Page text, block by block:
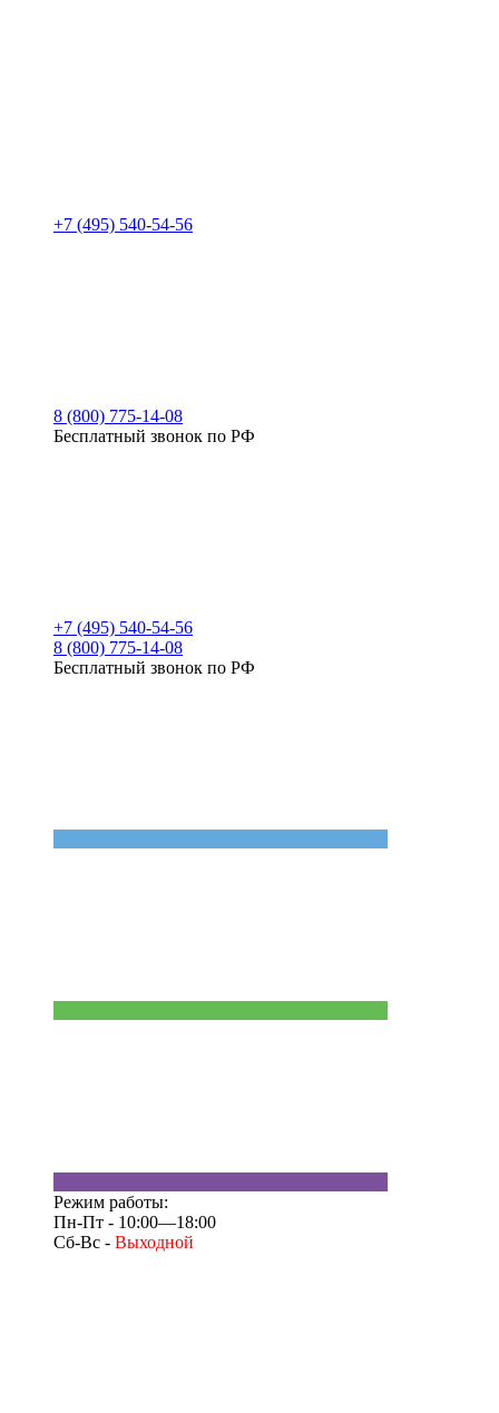
+7 (495) 540-54-56
8 (800) 775-14-08
Бесплатный звонок по РФ
+7 (495) 540-54-56
8 (800) 775-14-08
Бесплатный звонок по РФ
Режим работы:
Пн-Пт - 10:00—18:00
Сб-Вс - Выходной